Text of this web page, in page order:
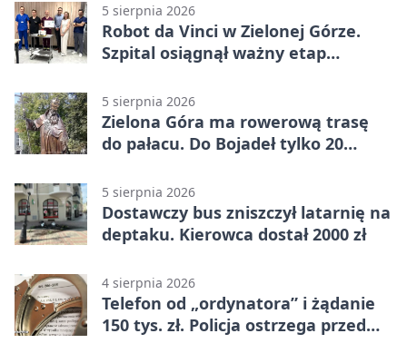
5 sierpnia 2026
Robot da Vinci w Zielonej Górze.
Szpital osiągnął ważny etap
5 sierpnia 2026
Zielona Góra ma rowerową trasę
do pałacu. Do Bojadeł tylko 20
5 sierpnia 2026
Dostawczy bus zniszczył latarnię na
deptaku. Kierowca dostał 2000 zł
4 sierpnia 2026
Telefon od „ordynatora” i żądanie
150 tys. zł. Policja ostrzega przed